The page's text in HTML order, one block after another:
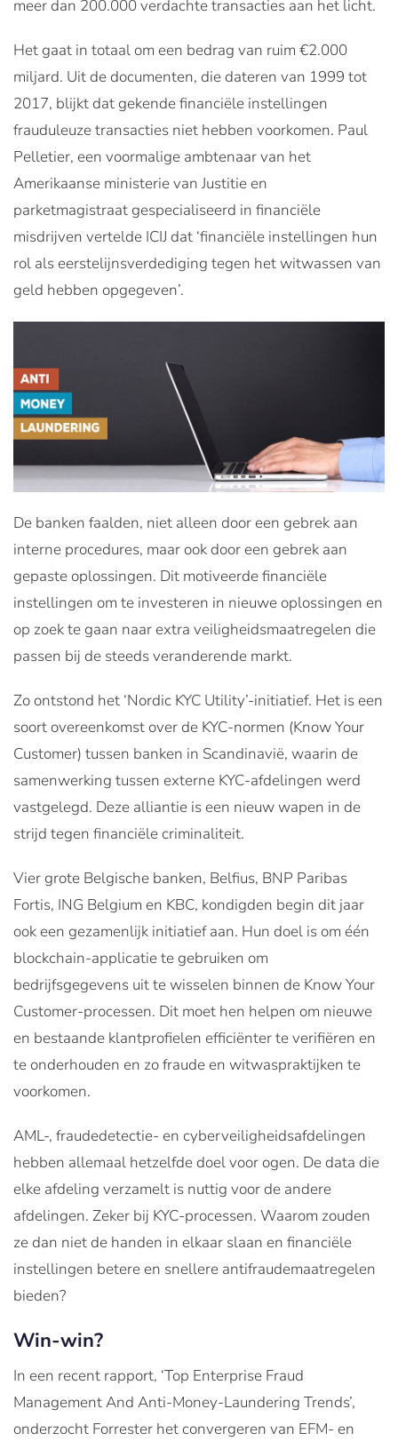
meer dan 200.000 verdachte transacties aan het licht.
Het gaat in totaal om een bedrag van ruim €2.000
miljard. Uit de documenten, die dateren van 1999 tot
2017, blijkt dat gekende financiële instellingen
frauduleuze transacties niet hebben voorkomen. Paul
Pelletier, een voormalige ambtenaar van het
Amerikaanse ministerie van Justitie en
parketmagistraat gespecialiseerd in financiële
misdrijven vertelde ICIJ dat ‘financiële instellingen hun
rol als eerstelijnsverdediging tegen het witwassen van
geld hebben opgegeven’.
De banken faalden, niet alleen door een gebrek aan
interne procedures, maar ook door een gebrek aan
gepaste oplossingen. Dit motiveerde financiële
instellingen om te investeren in nieuwe oplossingen en
op zoek te gaan naar extra veiligheidsmaatregelen die
passen bij de steeds veranderende markt.
Zo ontstond het ‘Nordic KYC Utility’-initiatief. Het is een
soort overeenkomst over de KYC-normen (Know Your
Customer) tussen banken in Scandinavië, waarin de
samenwerking tussen externe KYC-afdelingen werd
vastgelegd. Deze alliantie is een nieuw wapen in de
strijd tegen financiële criminaliteit.
Vier grote Belgische banken, Belfius, BNP Paribas
Fortis, ING Belgium en KBC, kondigden begin dit jaar
ook een gezamenlijk initiatief aan. Hun doel is om één
blockchain-applicatie te gebruiken om
bedrijfsgegevens uit te wisselen binnen de Know Your
Customer-processen. Dit moet hen helpen om nieuwe
en bestaande klantprofielen efficiënter te verifiëren en
te onderhouden en zo fraude en witwaspraktijken te
voorkomen.
AML-, fraudedetectie- en cyberveiligheidsafdelingen
hebben allemaal hetzelfde doel voor ogen. De data die
elke afdeling verzamelt is nuttig voor de andere
afdelingen. Zeker bij KYC-processen. Waarom zouden
ze dan niet de handen in elkaar slaan en financiële
instellingen betere en snellere antifraudemaatregelen
bieden?
Win-win?
In een recent rapport, ‘Top Enterprise Fraud
Management And Anti-Money-Laundering Trends’,
onderzocht Forrester het convergeren van EFM- en